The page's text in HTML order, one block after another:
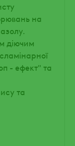
на
діючим
- ефект" та
та